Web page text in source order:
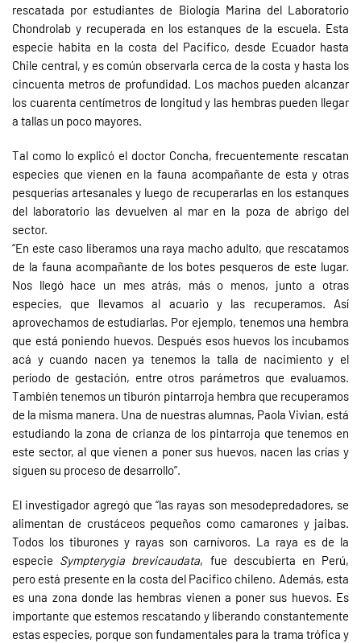
rescatada por estudiantes de Biología Marina del Laboratorio
Chondrolab y recuperada en los estanques de la escuela. Esta
especie habita en la costa del Pacifico, desde Ecuador hasta
Chile central, y es común observarla cerca de la costa y hasta los
cincuenta metros de profundidad. Los machos pueden alcanzar
los cuarenta centímetros de longitud y las hembras pueden llegar
a tallas un poco mayores.
Tal como lo explicó el doctor Concha, frecuentemente rescatan
especies que vienen en la fauna acompañante de esta y otras
pesquerías artesanales y luego de recuperarlas en los estanques
del laboratorio las devuelven al mar en la poza de abrigo del
sector.
“En este caso liberamos una raya macho adulto, que rescatamos
de la fauna acompañante de los botes pesqueros de este lugar.
Nos llegó hace un mes atrás, más o menos, junto a otras
especies, que llevamos al acuario y las recuperamos. Así
aprovechamos de estudiarlas. Por ejemplo, tenemos una hembra
que está poniendo huevos. Después esos huevos los incubamos
acá y cuando nacen ya tenemos la talla de nacimiento y el
período de gestación, entre otros parámetros que evaluamos.
También tenemos un tiburón pintarroja hembra que recuperamos
de la misma manera. Una de nuestras alumnas, Paola Vivian, está
estudiando la zona de crianza de los pintarroja que tenemos en
este sector, al que vienen a poner sus huevos, nacen las crías y
siguen su proceso de desarrollo”.
El investigador agregó que “las rayas son mesodepredadores, se
alimentan de crustáceos pequeños como camarones y jaibas.
Todos los tiburones y rayas son carnívoros. La raya es de la
especie Sympterygia brevicaudata, fue descubierta en Perú,
pero está presente en la costa del Pacifico chileno. Además, esta
es una zona donde las hembras vienen a poner sus huevos. Es
importante que estemos rescatando y liberando constantemente
estas especies, porque son fundamentales para la trama trófica y